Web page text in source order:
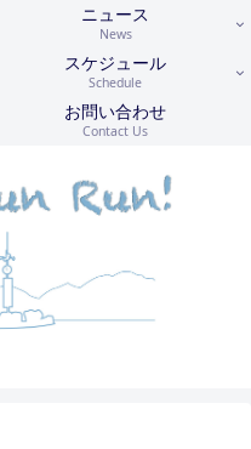
ニュース
News
スケジュール
Schedule
お問い合わせ
Contact Us